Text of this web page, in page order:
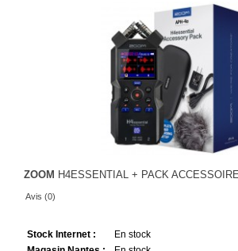
ZOOM H4ESSENTIAL + PACK
Avis (0)
Stock Internet :
En stock